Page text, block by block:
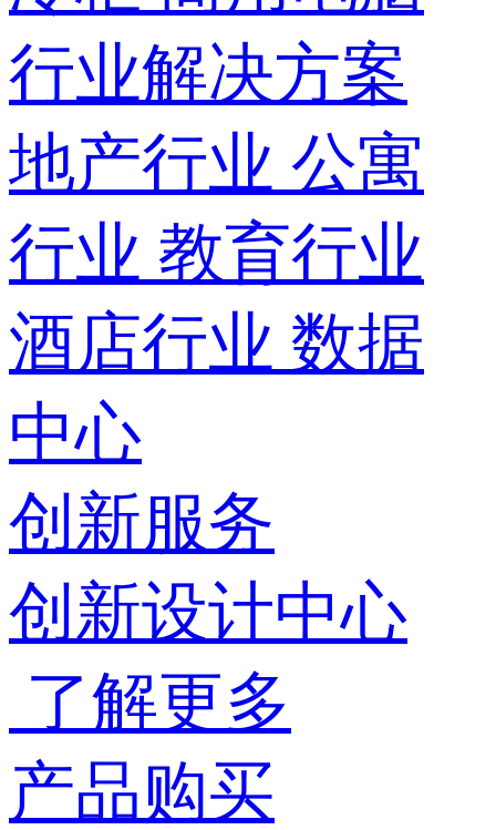
行业解决方案
地产行业 公寓
行业 教育行业
酒店行业 数据
中心
创新服务
创新设计中心
了解更多
产品购买